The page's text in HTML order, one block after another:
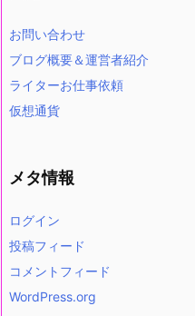
お問い合わせ
ブログ概要＆運営者紹介
ライターお仕事依頼
仮想通貨
メタ情報
ログイン
投稿フィード
コメントフィード
WordPress.org